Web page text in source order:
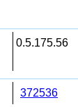
0.5.175.56
372536